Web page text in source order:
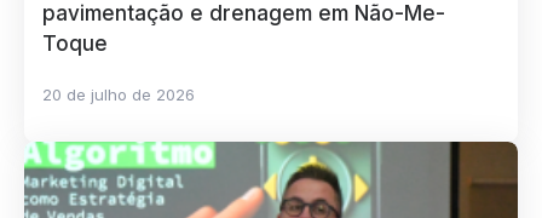
pavimentação e drenagem em Não-Me-
Toque
20 de julho de 2026